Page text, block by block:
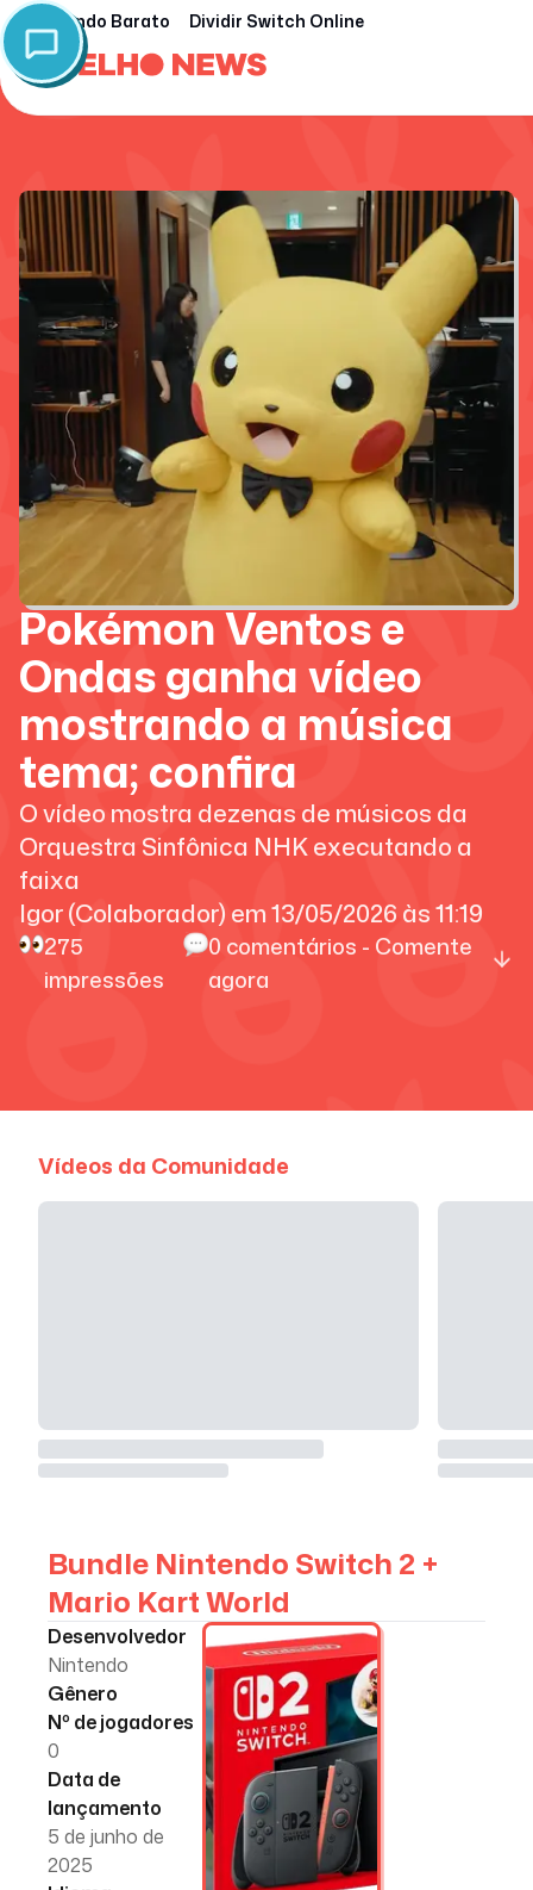
Nintendo Barato Dividir Switch Online
Pokémon Ventos e
Ondas ganha vídeo
mostrando a música
tema; confira
O vídeo mostra dezenas de músicos da
Orquestra Sinfônica NHK executando a
faixa
Igor (Colaborador) em13/05/2026 às11:19
275
impressões
0 comentários - Comente
agora
Vídeos da Comunidade
Bundle Nintendo Switch 2 +
Mario Kart World
Desenvolvedor
Nintendo
Gênero
Nº de jogadores
0
Data de
lançamento
5 de junho de
2025